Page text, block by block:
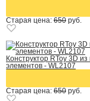
Старая цена: 650 руб.
Конструктор RToy 3D
элементов - WL2107
Старая цена: 650 руб.